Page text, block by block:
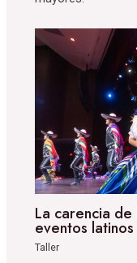
La carencia
eventos
Taller